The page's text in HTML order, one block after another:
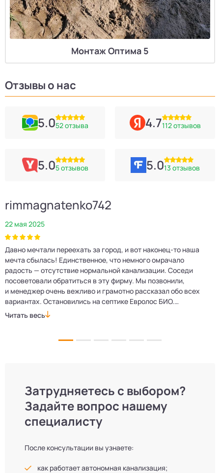
Монтаж Оптима 5
Отзывы о нас
5.052 отзыва 4.7112 отзывов
5.05 отзывов 5.013 отзывов
rimmagnatenko742
22 мая 2025
Давно мечтали переехать за город, и вот наконец‑то наша
мечта сбылась! Единственное, что немного омрачало
радость — отсутствие нормальной канализации. Соседи
посоветовали обратиться в эту фирму. Мы позвонили,
и менеджер очень вежливо и грамотно рассказал обо всех
вариантах. Остановились на септике Евролос БИО.
Монтажники приехали вовремя, установили всё быстро
Читать весь
Затрудняетесь с выбором?
Задайте вопрос нашему
специалисту
После консультации вы узнаете:
как работает автономная канализация;